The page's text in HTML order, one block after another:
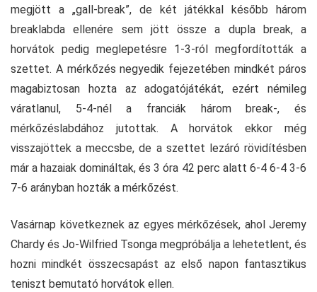
megjött a „gall-break”, de két játékkal később három
breaklabda ellenére sem jött össze a dupla break, a
horvátok pedig meglepetésre 1-3-ról megfordították a
szettet. A mérkőzés negyedik fejezetében mindkét páros
magabiztosan hozta az adogatójátékát, ezért némileg
váratlanul, 5-4-nél a franciák három break-, és
mérkőzéslabdához jutottak. A horvátok ekkor még
visszajöttek a meccsbe, de a szettet lezáró rövidítésben
már a hazaiak domináltak, és 3 óra 42 perc alatt 6-4 6-4 3-6
7-6 arányban hozták a mérkőzést.
Vasárnap következnek az egyes mérkőzések, ahol Jeremy
Chardy és Jo-Wilfried Tsonga megpróbálja a lehetetlent, és
hozni mindkét összecsapást az első napon fantasztikus
teniszt bemutató horvátok ellen.